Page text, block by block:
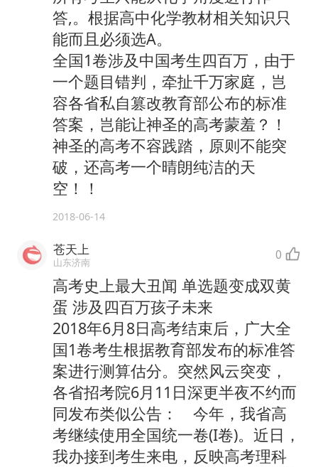
答,。根据高中化学教材相关知识只
能而且必须选A。
全国1卷涉及中国考生四百万，由于
一个题目错判，牵扯千万家庭，岂
容各省私自篡改教育部公布的标准
答案，岂能让神圣的高考蒙羞？！
神圣的高考不容践踏，原则不能突
破，还高考一个晴朗纯洁的天
空！！
2018-06-14
苍天上
山东济南 0
高考史上最大丑闻 单选题变成双黄
蛋 涉及四百万孩子未来
2018年6月8日高考结束后，广大全
国1卷考生根据教育部发布的标准答
案进行测算估分。突然风云突变，
各省招考院6月11日深更半夜不约而
同发布类似公告： 今年，我省高
考继续使用全国统一卷(I卷)。近日，
我办接到考生来电，反映高考理科